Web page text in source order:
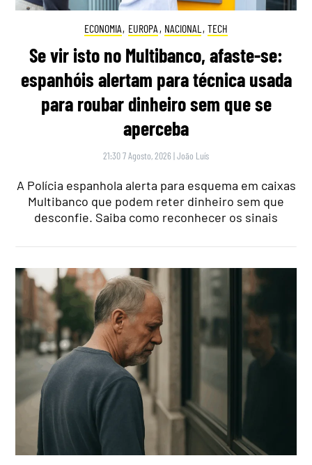
ECONOMIA, EUROPA , NACIONAL , TECH
Se vir isto no Multibanco, afaste-se:
espanhóis alertam para técnica usada
para roubar dinheiro sem que se
aperceba
21:30 7 Agosto, 2026 |João Luís
A Polícia espanhola alerta para esquema em caixas
Multibanco que podem reter dinheiro sem que
desconfie. Saiba como reconhecer os sinais